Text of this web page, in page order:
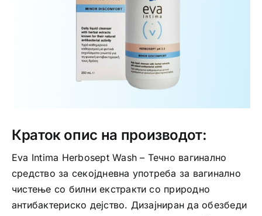
Медицински апрати
Краток опис на производот:
Eva Intima Herbosept Wash – Течно вагинално
средство за секојдневна употреба за вагинално
чистење со билни екстракти со природно
антибактериско дејство. Дизајниран да обезбеди